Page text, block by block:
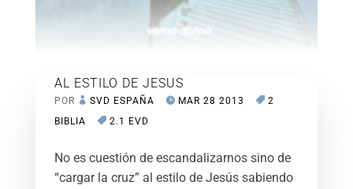
AL ESTILO DE JESUS
POR SVD ESPAÑA MAR 28 2013
2
BIBLIA
2.1 EVD
No es cuestión de escandalizarnos sino de
“cargar la cruz” al estilo de Jesús sabiendo